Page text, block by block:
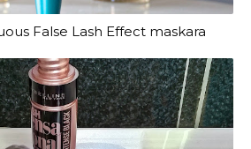
False Lash Effect maskara